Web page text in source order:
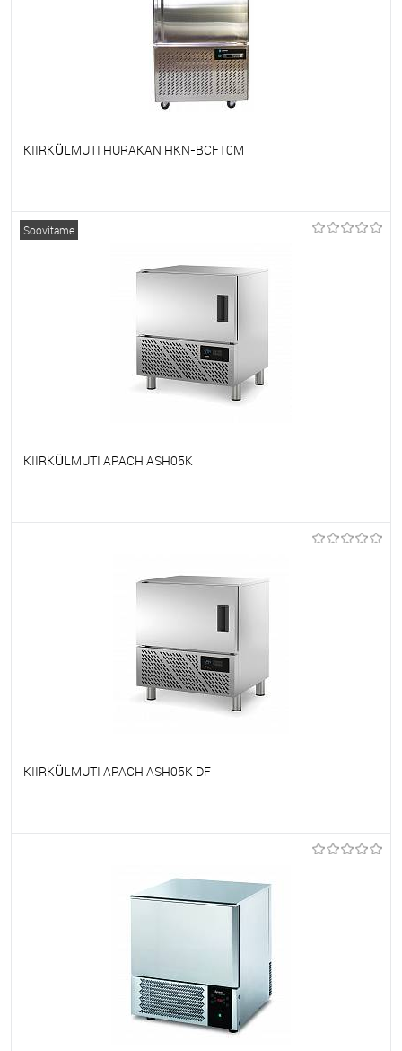
KIIRKÜLMUTI HURAKAN HKN-BCF10M
Et lemmikutele
Soovitame
KIIRKÜLMUTI APACH ASH05K
KIIRKÜLMUTI APACH ASH05K DF